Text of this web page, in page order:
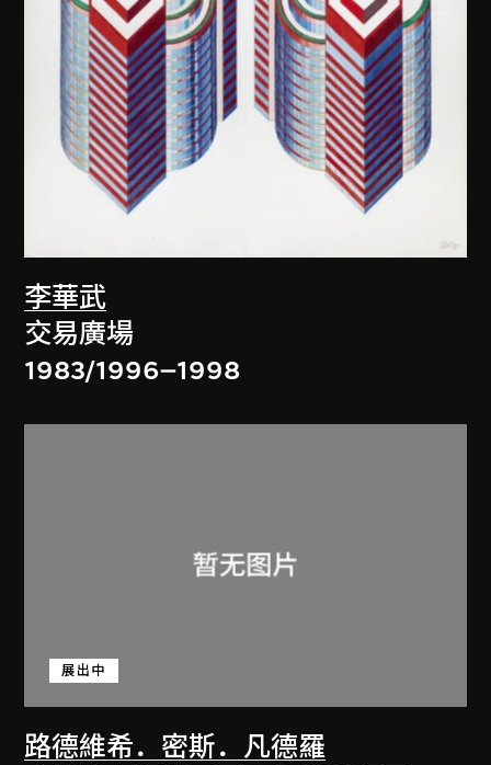
李華武
交易廣場
1983/1996–1998
路德維希．密斯．凡德羅
展出中